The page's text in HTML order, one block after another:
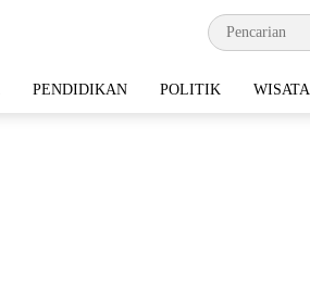
PENDIDIKAN POLITIK WISATA